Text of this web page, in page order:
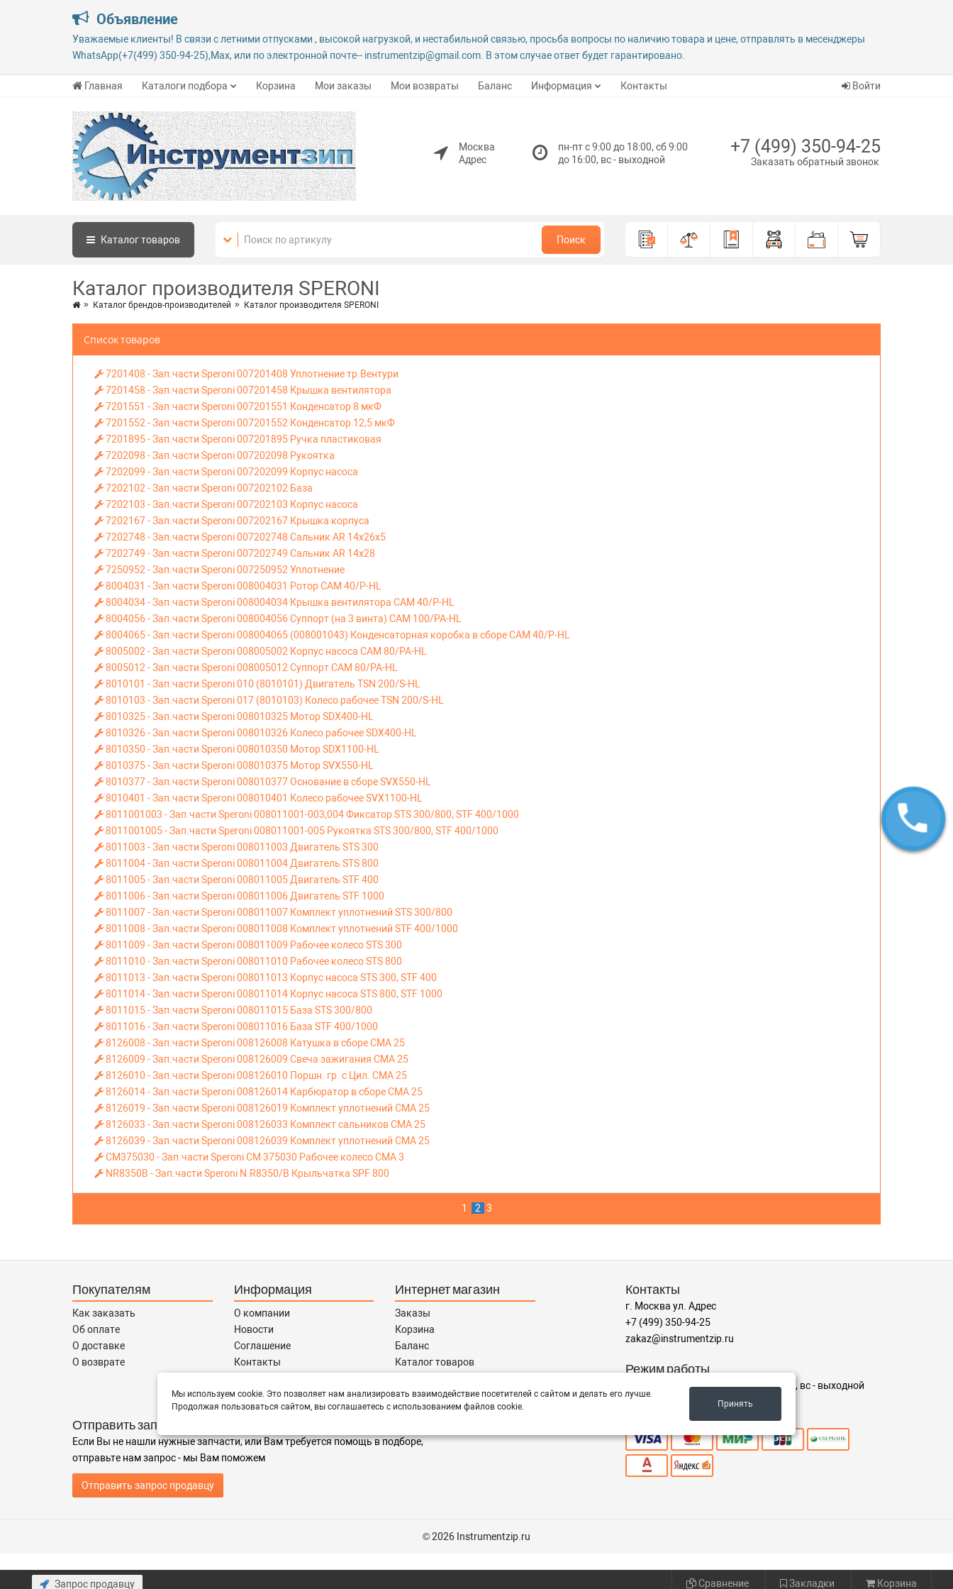
Объявление
Уважаемые клиенты! В связи с летними отпусками , высокой нагрузкой, и нестабильной связью, просьба вопросы по наличию товара и цене, отправлять в месенджеры
WhatsApp(+7(499) 350-94-25),Max, или по электронной почте-- instrumentzip@gmail.com. В этом случае ответ будет гарантировано.
Главная Каталоги подбора Корзина Мои заказы Мои возвраты Баланс Информация Контакты Войти
Москва
Адрес
пн-пт с 9:00 до 18:00, сб 9:00
до 16:00, вс - выходной
+7 (499) 350-94-25
Заказать обратный звонок
Каталогтоваров Поиск
Каталог производителя SPERONI
Каталог брендов-производителей Каталог производителя SPERONI
Список товаров
7201408 - Зап.части Speroni 007201408 Уплотнение тр.Вентури
7201458 - Зап.части Speroni 007201458 Крышка вентилятора
7201551 - Зап.части Speroni 007201551 Конденсатор 8 мкФ
7201552 - Зап.части Speroni 007201552 Конденсатор 12,5 мкФ
7201895 - Зап.части Speroni 007201895 Ручка пластиковая
7202098 - Зап.части Speroni 007202098 Рукоятка
7202099 - Зап.части Speroni 007202099 Корпус насоса
7202102 - Зап.части Speroni 007202102 База
7202103 - Зап.части Speroni 007202103 Корпус насоса
7202167 - Зап.части Speroni 007202167 Крышка корпуса
7202748 - Зап.части Speroni 007202748 Сальник AR 14x26x5
7202749 - Зап.части Speroni 007202749 Сальник AR 14x28
7250952 - Зап.части Speroni 007250952 Уплотнение
8004031 - Зап.части Speroni 008004031 Ротор CAM 40/P-HL
8004034 - Зап.части Speroni 008004034 Крышка вентилятора CAM 40/P-HL
8004056 - Зап.части Speroni 008004056 Суппорт (на 3 винта) CAM 100/PA-HL
8004065 - Зап.части Speroni 008004065 (008001043) Конденсаторная коробка в сборе CAM 40/P-HL
8005002 - Зап.части Speroni 008005002 Корпус насоса CAM 80/PA-HL
8005012 - Зап.части Speroni 008005012 Суппорт CAM 80/PA-HL
8010101 - Зап.части Speroni 010 (8010101) Двигатель TSN 200/S-HL
8010103 - Зап.части Speroni 017 (8010103) Колесо рабочее TSN 200/S-HL
8010325 - Зап.части Speroni 008010325 Мотор SDX400-HL
8010326 - Зап.части Speroni 008010326 Колесо рабочее SDX400-HL
8010350 - Зап.части Speroni 008010350 Мотор SDX1100-HL
8010375 - Зап.части Speroni 008010375 Мотор SVX550-HL
8010377 - Зап.части Speroni 008010377 Основание в сборе SVX550-HL
8010401 - Зап.части Speroni 008010401 Колесо рабочее SVX1100-HL
8011001003 - Зап.части Speroni 008011001-003,004 Фиксатор STS 300/800, STF 400/1000
8011001005 - Зап.части Speroni 008011001-005 Рукоятка STS 300/800, STF 400/1000
8011003 - Зап.части Speroni 008011003 Двигатель STS 300
8011004 - Зап.части Speroni 008011004 Двигатель STS 800
8011005 - Зап.части Speroni 008011005 Двигатель STF 400
8011006 - Зап.части Speroni 008011006 Двигатель STF 1000
8011007 - Зап.части Speroni 008011007 Комплект уплотнений STS 300/800
8011008 - Зап.части Speroni 008011008 Комплект уплотнений STF 400/1000
8011009 - Зап.части Speroni 008011009 Рабочее колесо STS 300
8011010 - Зап.части Speroni 008011010 Рабочее колесо STS 800
8011013 - Зап.части Speroni 008011013 Корпус насоса STS 300, STF 400
8011014 - Зап.части Speroni 008011014 Корпус насоса STS 800, STF 1000
8011015 - Зап.части Speroni 008011015 База STS 300/800
8011016 - Зап.части Speroni 008011016 База STF 400/1000
8126008 - Зап.части Speroni 008126008 Катушка в сборе CMA 25
8126009 - Зап.части Speroni 008126009 Свеча зажигания CMA 25
8126010 - Зап.части Speroni 008126010 Поршн. гр. с Цил. CMA 25
8126014 - Зап.части Speroni 008126014 Карбюратор в сборе CMA 25
8126019 - Зап.части Speroni 008126019 Комплект уплотнений CMA 25
8126033 - Зап.части Speroni 008126033 Комплект сальников CMA 25
8126039 - Зап.части Speroni 008126039 Комплект уплотнений CMA 25
CM375030 - Зап.части Speroni CM 375030 Рабочее колесо CMA 3
NR8350B - Зап.части Speroni N.R8350/B Крыльчатка SPF 800
1 2 3
Покупателям
Как заказать
Об оплате
О доставке
О возврате
Информация
О компании
Новости
Соглашение
Контакты
Интернет магазин
Заказы
Корзина
Баланс
Каталог товаров
Запчасти по Маркам
Отправить запрос
Если Вы не нашли нужные запчасти, или Вам требуется помощь в подборе,
отправьте нам запрос - мы Вам поможем
Отправить запрос продавцу
Контакты
г. Москва ул. Адрес
+7 (499) 350-94-25
zakaz@instrumentzip.ru
Режим работы
пн-пт с 9:00 до 18:00, сб 9:00 до 16:00, вс - выходной
Принимаем к оплате
© 2026 Instrumentzip.ru
Мы используем cookie. Это позволяет нам анализировать взаимодействие посетителей с сайтом и делать его лучше.
Продолжая пользоваться сайтом, вы соглашаетесь с использованием файлов cookie.
Принять
Запрос продавцу Сравнение Закладки Корзина